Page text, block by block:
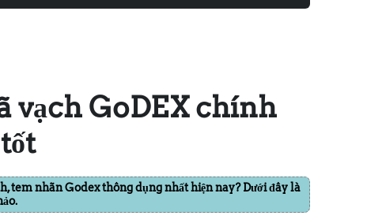
vạch GoDEX chính
tem nhãn Godex thông dụng nhất hiện nay? Dưới đây là